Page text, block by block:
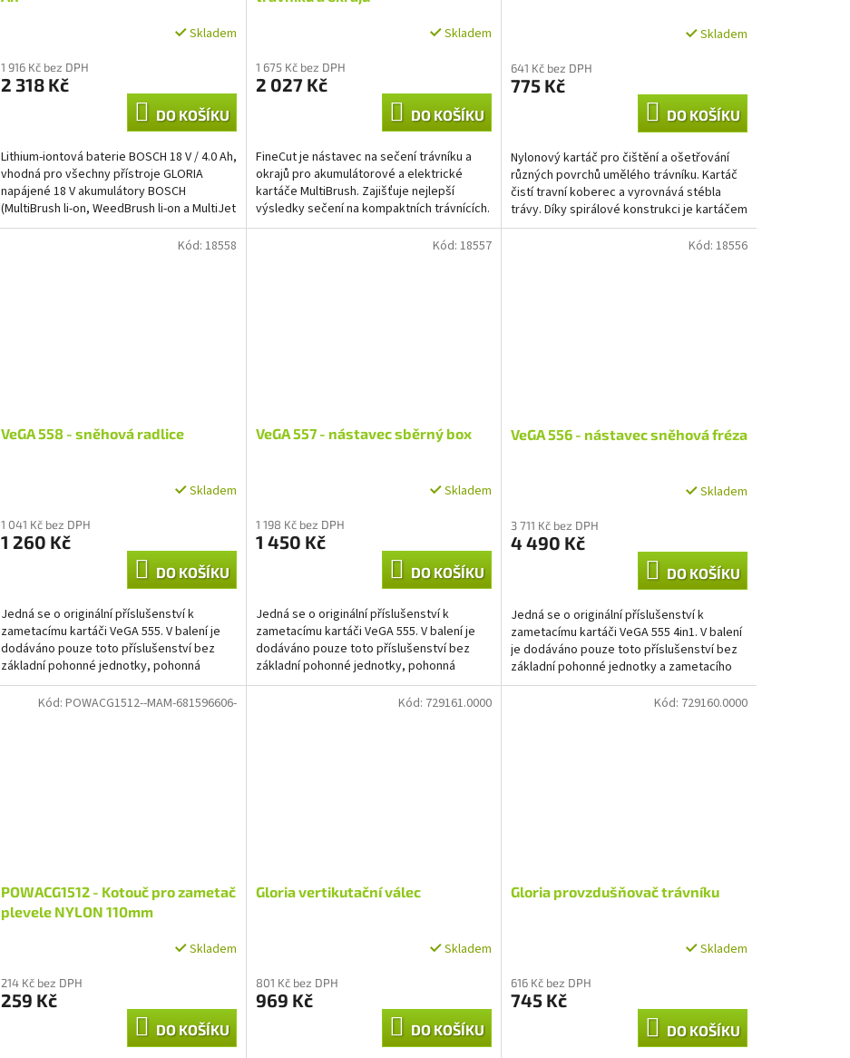
Skladem
1 916 Kč bez DPH
2 318 Kč
DO KOŠÍKU
Lithium-iontová baterie BOSCH 18 V / 4.0 Ah,
vhodná pro všechny přístroje GLORIA
napájené 18 V akumulátory BOSCH
(MultiBrush li-on, WeedBrush li-on a MultiJet
18V), stejně jako...
Skladem
1 675 Kč bez DPH
2 027 Kč
DO KOŠÍKU
FineCut je nástavec na sečení trávníku a
okrajů pro akumulátorové a elektrické
kartáče MultiBrush. Zajišťuje nejlepší
výsledky sečení na kompaktních trávnících.
Se šířkou sečení...
Skladem
641 Kč bez DPH
775 Kč
DO KOŠÍKU
Nylonový kartáč pro čištění a ošetřování
různých povrchů umělého trávníku. Kartáč
čistí travní koberec a vyrovnává stébla
trávy. Díky spirálové konstrukci je kartáčem
zajištěno...
VeGA 558 - sněhová radlice
Skladem
1 041 Kč bez DPH
1 260 Kč
DO KOŠÍKU
Jedná se o originální příslušenství k
zametacímu kartáči VeGA 555. V balení je
dodáváno pouze toto příslušenství bez
základní pohonné jednotky, pohonná
jednotka VeGA 555 není...
Kód: 18558
VeGA 557 - nástavec sběrný box
Skladem
1 198 Kč bez DPH
1 450 Kč
DO KOŠÍKU
Jedná se o originální příslušenství k
zametacímu kartáči VeGA 555. V balení je
dodáváno pouze toto příslušenství bez
základní pohonné jednotky, pohonná
jednotka VeGA 555 není...
Kód: 18557
VeGA 556 - nástavec sněhová fréza
Skladem
3 711 Kč bez DPH
4 490 Kč
DO KOŠÍKU
Jedná se o originální příslušenství k
zametacímu kartáči VeGA 555 4in1. V balení
je dodáváno pouze toto příslušenství bez
základní pohonné jednotky a zametacího
kartáče, pohonná...
Kód: 18556
POWACG1512 - Kotouč pro zametač
plevele NYLON 110mm
Skladem
214 Kč bez DPH
259 Kč
DO KOŠÍKU
Kód: POWACG1512--MAM-681596606-
Gloria vertikutační válec
Skladem
801 Kč bez DPH
969 Kč
DO KOŠÍKU
Kód: 729161.0000
Gloria provzdušňovač trávníku
Skladem
616 Kč bez DPH
745 Kč
DO KOŠÍKU
Kód: 729160.0000